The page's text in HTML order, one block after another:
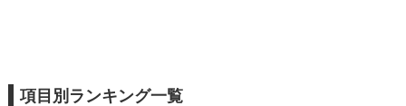
項目別ランキング一覧